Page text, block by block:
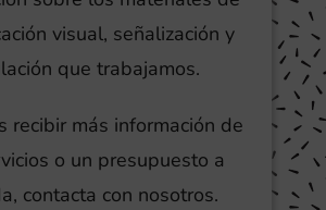
visual, señalización y
que trabajamos.
recibir más información de
o un presupuesto a
contacta con nosotros.